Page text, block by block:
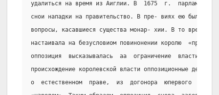
удалиться на время из Аиглии. В  1675  г.
снои нападки на правительство. В пре- виях ею были
вопросы, касавшиеся существа монар- хии. В то время
настаивала на безусловиом повинонении королю  «при
оппозиция  высказывалась  аа  ограничение  власти
происхождение королевской власти оппозиционные
о  естественном  праве,  из  догонора  юпервого